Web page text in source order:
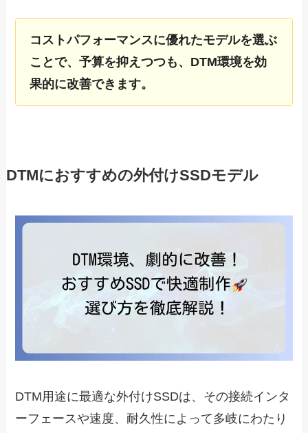
コストパフォーマンスに優れたモデルを選ぶ
ことで、予算を抑えつつも、DTM環境を効
果的に改善できます。
DTMにおすすめの外付けSSDモデル
DTM用途に最適な外付けSSDは、その接続インタ
ーフェースや速度、耐久性によって多岐にわたり